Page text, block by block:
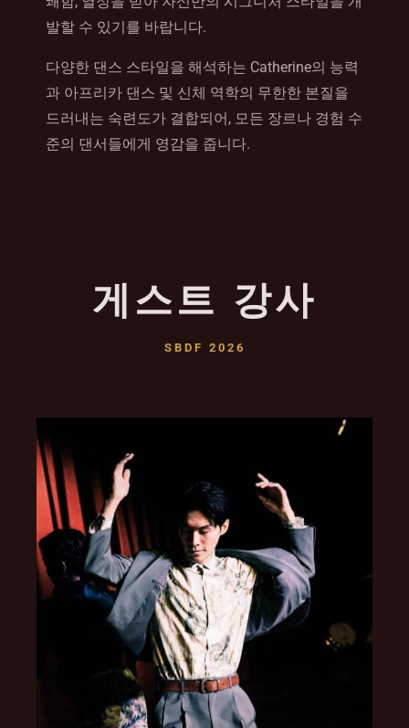
발할 수 있기를 바랍니다.
다양한 댄스 스타일을 해석하는 Catherine의 능력
과 아프리카 댄스 및 신체 역학의 무한한 본질을
드러내는 숙련도가 결합되어, 모든 장르나 경험 수
준의 댄서들에게 영감을 줍니다.
게스트 강사
SBDF 2026